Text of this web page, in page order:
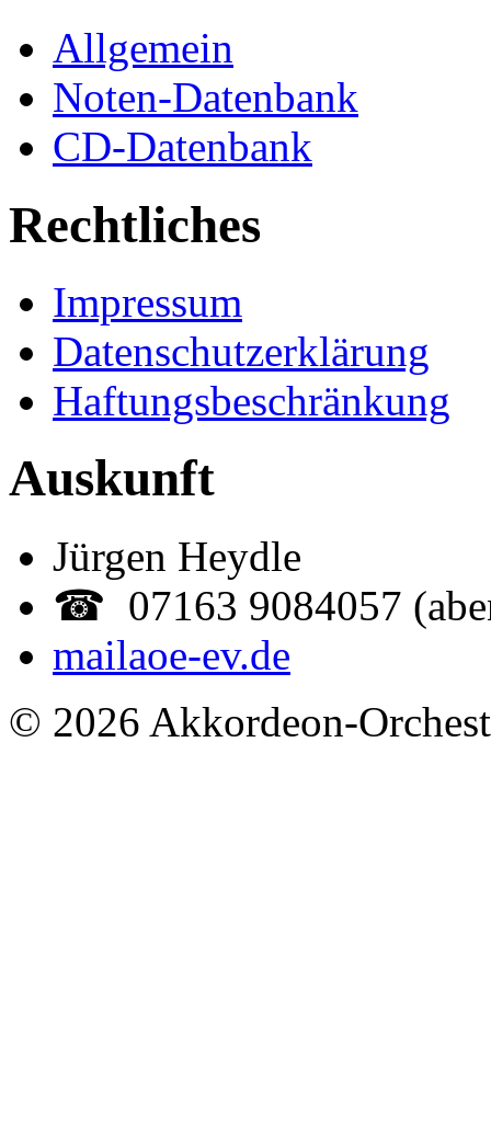
Allgemein
Noten-Datenbank
CD-Datenbank
Rechtliches
Impressum
Datenschutzerklärung
Haftungsbeschränkung
Auskunft
Jürgen Heydle
☎ 07163 9084057
mailaoe-ev.de
© 2026 Akkordeon-